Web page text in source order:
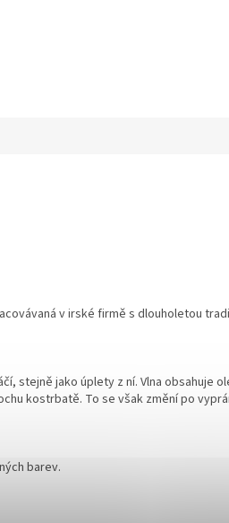
v irské firmě s dlouholetou
stejně jako úplety z ní. Vlna obsahuje
kostrbatě. To se však změní po
barev.